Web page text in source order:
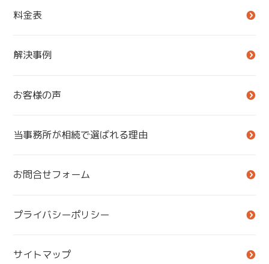
料金表
解決事例
お客様の声
当事務所が相続で選ばれる理由
お問合せフォーム
プライバシーポリシー
サイトマップ